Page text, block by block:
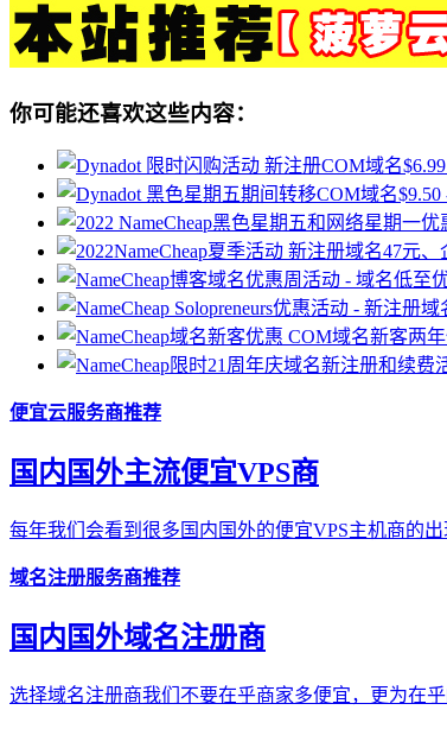
你可能还喜欢这些内容：
便宜云服务商推荐
国内国外主流便宜VPS商
每年我们会看到很多国内国外的便宜VPS主机商的
域名注册服务商推荐
国内国外域名注册商
选择域名注册商我们不要在乎商家多便宜，更为在